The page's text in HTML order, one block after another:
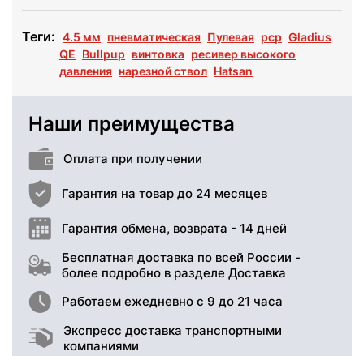
Теги: 4.5 мм пневматическая Пулевая pcp Gladius
QE Bullpup винтовка ресивер высокого
давления нарезной ствол Hatsan
Наши преимущества
Оплата при получении
Гарантия на товар до 24 месяцев
Гарантия обмена, возврата - 14 дней
Бесплатная доставка по всей России -
более подробно в разделе Доставка
Работаем ежедневно с 9 до 21 часа
Экспресс доставка транспортными
компаниями